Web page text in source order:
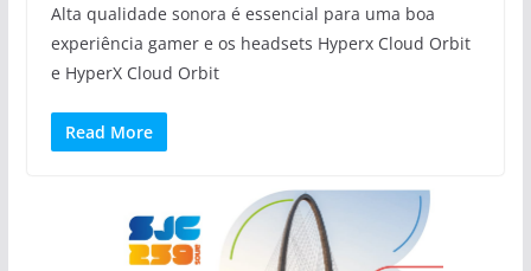
Alta qualidade sonora é essencial para uma boa
experiência gamer e os headsets Hyperx Cloud Orbit
e HyperX Cloud Orbit
Read More